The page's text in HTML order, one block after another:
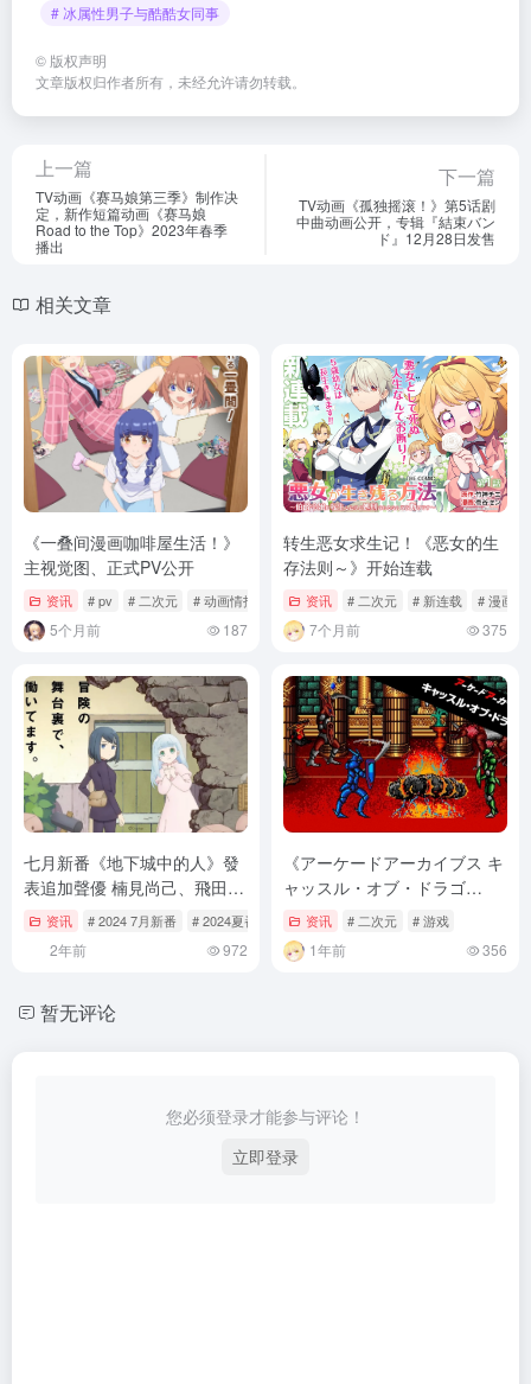
# 冰属性男子与酷酷女同事
© 版权声明
文章版权归作者所有，未经允许请勿转载。
上一篇
TV动画《赛马娘第三季》制作决
定，新作短篇动画《赛马娘
Road to the Top》2023年春季
播出
下一篇
TV动画《孤独摇滚！》第5话剧
中曲动画公开，专辑『結束バン
ド』12月28日发售
相关文章
《一叠间漫画咖啡屋生活！》
主视觉图、正式PV公开
资讯 # pv # 二次元 # 动画情报
5个月前 187
转生恶女求生记！《恶女的生
存法则～》开始连载
资讯 # 二次元 # 新连载 # 漫画
7个月前 375
七月新番《地下城中的人》發
表追加聲優 楠見尚己、飛田展
男、大塚芳忠、M・A・O 確
资讯 # 2024 7月新番 # 2024夏番 # 7月新番
2年前 972
《アーケードアーカイブス キ
ャッスル・オブ・ドラゴ
ン》：复古动作游戏的魅力
资讯 # 二次元 # 游戏
1年前 356
暂无评论
您必须登录才能参与评论！
立即登录